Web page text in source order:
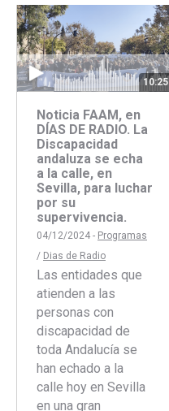
10:25
Noticia FAAM, en
DÍAS DE RADIO. La
Discapacidad
andaluza se echa
a la calle, en
Sevilla, para luchar
por su
supervivencia.
04/12/2024 - Programas
/ Dias de Radio
Las entidades que
atienden a las
personas con
discapacidad de
toda Andalucía se
han echado a la
calle hoy en Sevilla
en una gran